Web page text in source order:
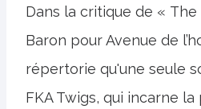
Dans la critique de «
Baron pour Avenue de
répertorie qu'une seule
FKA Twigs, qui incarne